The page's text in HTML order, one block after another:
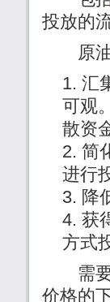
投放的
原油
汇
可观。
散资
简
进行
降
获
方式
需要
价格的